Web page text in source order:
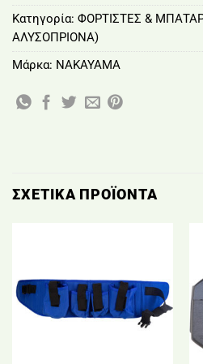
Κατηγορία: ΦΟΡΤΙΣΤΕΣ &
ΑΛΥΣΟΠΡΙΟΝΑ)
Μάρκα: NAKAYAMA
ΣΧΕΤΙΚΆ ΠΡΟΪΌΝΤΑ